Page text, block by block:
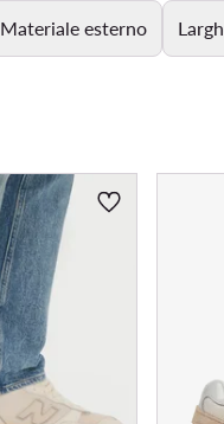
Materiale esterno